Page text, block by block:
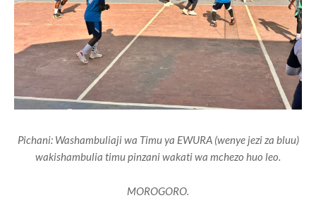
Pichani: Washambuliaji wa Timu ya EWURA (wenye jezi za bluu)
wakishambulia timu pinzani wakati wa mchezo huo leo.
MOROGORO.